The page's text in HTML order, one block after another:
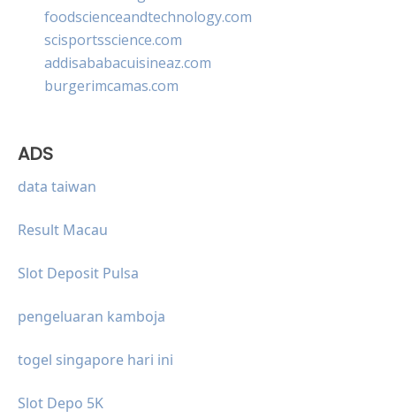
foodscienceandtechnology.com
scisportsscience.com
addisababacuisineaz.com
burgerimcamas.com
ADS
data taiwan
Result Macau
Slot Deposit Pulsa
pengeluaran kamboja
togel singapore hari ini
Slot Depo 5K